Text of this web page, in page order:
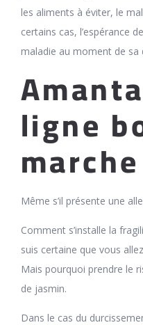
les aliments à éviter, le
certains cas, l’espérance
maladie au moment de sa
ligne
marche
Même s’il présente une
Comment s’installe la
suis certaine que vous
Mais pourquoi prendre le
de jasmin.
Dans le cas du